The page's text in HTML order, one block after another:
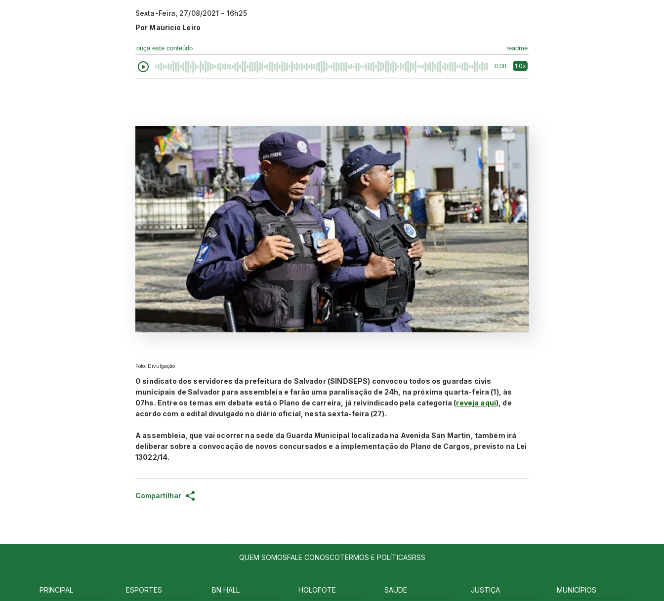
Sexta-Feira, 27/08/2021 - 16h25
Por Mauricio Leiro
ouça este conteúdo readme
0:00 1.0x
Foto: Divulgação
O sindicato dos servidores da prefeitura do Salvador (SINDSEPS) convocou todos os guardas civis
municipais de Salvador para assembleia e farão uma paralisação de 24h, na próxima quarta-feira (1), às
07hs. Entre os temas em debate está o Plano de carreira, já reivindicado pela categoria (reveja aqui), de
acordo com o edital divulgado no diário oficial, nesta sexta-feira (27).
A assembleia, que vai ocorrer na sede da Guarda Municipal localizada na Avenida San Martin, também irá
deliberar sobre a convocação de novos concursados e a implementação do Plano de Cargos, previsto na Lei
13022/14.
Compartilhar
QUEM SOMOSFALE CONOSCOTERMOS E POLÍTICASRSS
PRINCIPAL ESPORTES BN HALL HOLOFOTE SAÚDE JUSTIÇA MUNICÍPIOS